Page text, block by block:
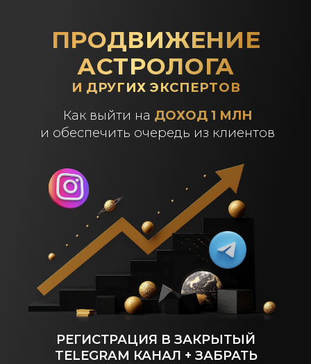
ПРОДВИЖЕНИЕ
АСТРОЛОГА
Как выйти наДОХОД 1 МЛН
и обеспечить очередь из клиентов
РЕГИСТРАЦИЯ В ЗАКРЫТЫЙ
TELEGRAM КАНАЛ + ЗАБРАТЬ
БЕСПЛАТНЫЙ ГАЙД
И ДРУГИХ ЭКСПЕРТОВ